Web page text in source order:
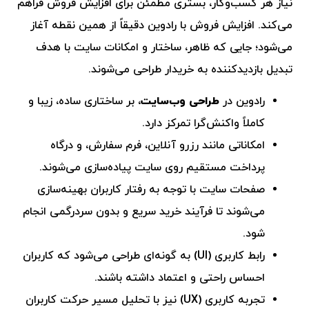
نیاز هر کسب‌وکار، بستری مطمئن برای افزایش فروش فراهم
می‌کند. افزایش فروش با رادوین دقیقاً از همین نقطه آغاز
می‌شود؛ جایی که ظاهر، ساختار و امکانات سایت با هدف
تبدیل بازدیدکننده به خریدار طراحی می‌شوند.
رادوین در طراحی وب‌سایت، بر ساختاری ساده، زیبا و
کاملاً واکنش‌گرا تمرکز دارد.
امکاناتی مانند رزرو آنلاین، فرم سفارش، و درگاه
پرداخت مستقیم روی سایت پیاده‌سازی می‌شوند.
صفحات سایت با توجه به رفتار کاربران بهینه‌سازی
می‌شوند تا فرآیند خرید سریع و بدون سردرگمی انجام
شود.
رابط کاربری (UI) به گونه‌ای طراحی می‌شود که کاربران
احساس راحتی و اعتماد داشته باشند.
تجربه کاربری (UX) نیز با تحلیل مسیر حرکت کاربران